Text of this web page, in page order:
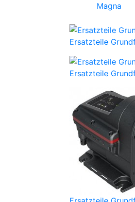
Magna
Ersatzteile
Ersatzteile